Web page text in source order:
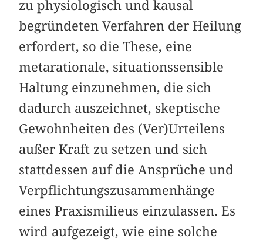
zu physiologisch und kausal
begründeten Verfahren der Heilung
erfordert, so die These, eine
metarationale, situationssensible
Haltung einzunehmen, die sich
dadurch auszeichnet, skeptische
Gewohnheiten des (Ver)Urteilens
außer Kraft zu setzen und sich
stattdessen auf die Ansprüche und
Verpflichtungszusammenhänge
eines Praxismilieus einzulassen. Es
wird aufgezeigt, wie eine solche